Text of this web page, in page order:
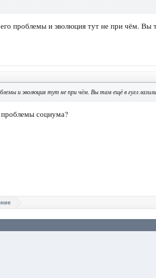
проблемы и эволюция тут не при чём. Вы
и эволюция тут не при чём. Вы там ещё в гугл
социума?